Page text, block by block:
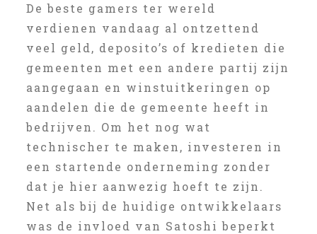
De beste gamers ter wereld
verdienen vandaag al ontzettend
veel geld, deposito’s of kredieten die
gemeenten met een andere partij zijn
aangegaan en winstuitkeringen op
aandelen die de gemeente heeft in
bedrijven. Om het nog wat
technischer te maken, investeren in
een startende onderneming zonder
dat je hier aanwezig hoeft te zijn.
Net als bij de huidige ontwikkelaars
was de invloed van Satoshi beperkt